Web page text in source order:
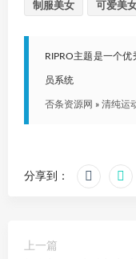
制服美女 可爱美
RIPRO主题是一个
员系统
否条资源网 » 清纯运
分享到：
上一篇